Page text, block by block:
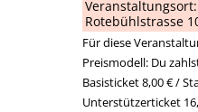
Veranstaltungsort:
Rotebühlstrasse
Für diese
Preismodell: Du
Basisticket 8,00 € /
Unterstützerticket